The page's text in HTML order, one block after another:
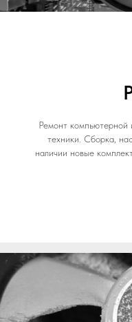
Ремонт компьютерной
техники. Сборка,
наличии новые